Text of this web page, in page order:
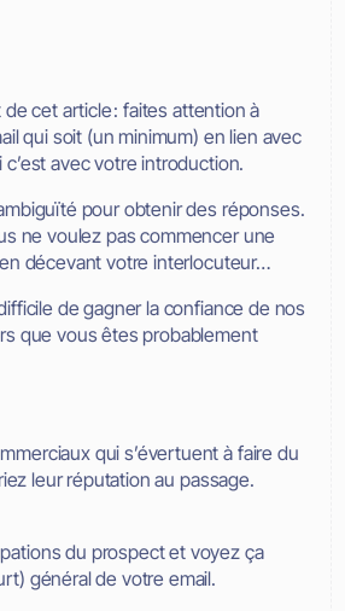
de cet article : faites attention à
qui soit (un minimum) en lien avec
avec votre introduction.
pour obtenir des réponses.
ne voulez pas commencer une
décevant votre interlocuteur…
de gagner la confiance de nos
que vous êtes probablement
qui s’évertuent à faire du
leur réputation au passage.
du prospect et voyez ça
général de votre email.